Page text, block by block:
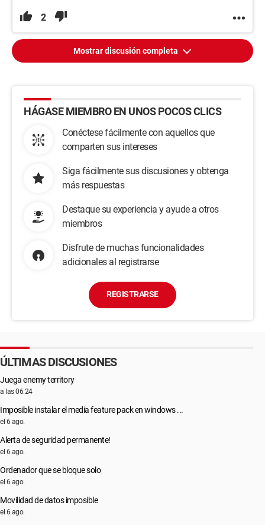
2
Mostrar discusión completa
HÁGASE MIEMBRO EN UNOS POCOS CLICS
Conéctese fácilmente con aquellos que
comparten sus intereses
Siga fácilmente sus discusiones y obtenga
más respuestas
Destaque su experiencia y ayude a otros
miembros
Disfrute de muchas funcionalidades
adicionales al registrarse
REGISTRARSE
ÚLTIMAS DISCUSIONES
Juega enemy territory
a las 06:24
Imposible instalar el media feature pack en windows ...
el 6 ago.
Alerta de seguridad permanente!
el 6 ago.
Ordenador que se bloque solo
el 6 ago.
Movilidad de datos imposible
el 6 ago.